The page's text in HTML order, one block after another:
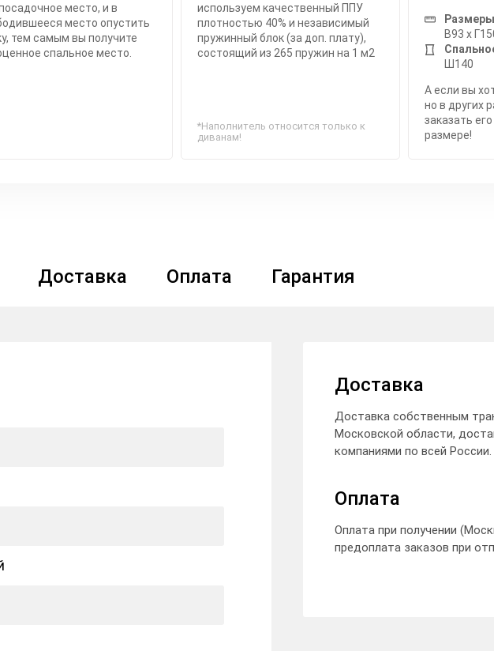
место, и в
место опустить
тем самым вы получите
спальное место.
используем качественный ППУ
плотностью 40% и независимый
пружинный блок (за доп. плату),
состоящий из 265 пружин на 1 м2
*Наполнитель относится только к
диванам!
В93 x
Ш140
А если вы
но в других
заказать
размере!
Доставка Оплата Гарантия
Доставка
Доставка собственным
Московской области,
компаниями по всей России.
Оплата
Оплата при получении
предоплата заказов при